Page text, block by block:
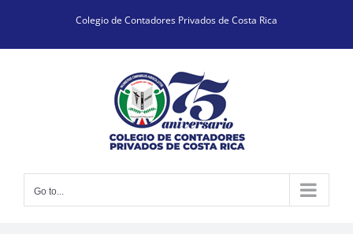
content
Colegio de Contadores Privados de Costa Rica
Go to...